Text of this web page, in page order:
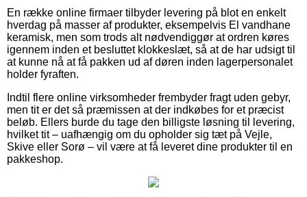
En række online firmaer tilbyder levering på blot en enkelt
hverdag på masser af produkter, eksempelvis El vandhane
keramisk, men som trods alt nødvendiggør at ordren køres
igennem inden et besluttet klokkeslæt, så at de har udsigt til
at kunne nå at få pakken ud af døren inden lagerpersonalet
holder fyraften.
Indtil flere online virksomheder frembyder fragt uden gebyr,
men tit er det så præmissen at der indkøbes for et præcist
beløb. Ellers burde du tage den billigste løsning til levering,
hvilket tit – uafhængig om du opholder sig tæt på Vejle,
Skive eller Sorø – vil være at få leveret dine produkter til en
pakkeshop.